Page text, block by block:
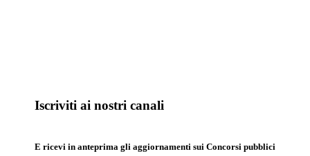
Iscriviti ai nostri canali
E ricevi in anteprima gli aggiornamenti sui Concorsi pubblici